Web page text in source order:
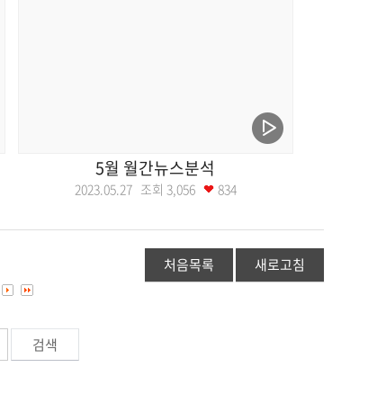
5월 월간뉴스분석
2023.05.27 조회 3,056 834
처음목록 새로고침